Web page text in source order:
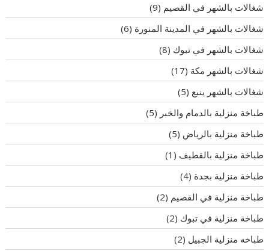
شغالات بالشهر في القصيم (9)
شغالات بالشهر في المدينة المنورة (6)
شغالات بالشهر في تبوك (8)
شغالات بالشهر مكة (17)
شغالات بالشهر ينبع (5)
طباخة منزلية بالدمام والخبر (5)
طباخة منزلية بالرياض (5)
طباخة منزلية بالقطيف (1)
طباخة منزلية بجدة (4)
طباخة منزلية في القصيم (2)
طباخة منزلية في تبوك (2)
طباخه منزلية الجبيل (2)